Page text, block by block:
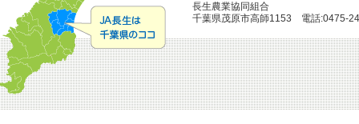
長生農業協同組合
千葉県茂原市高師1153 電話:0475-